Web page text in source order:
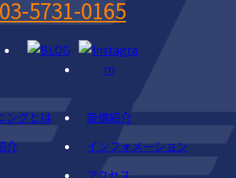
03-5731-0165
ングとは
設備紹介
介
インフォメーション